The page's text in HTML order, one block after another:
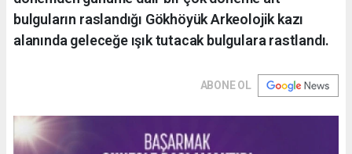
bulguların raslandığı Gökhöyük Arkeolojik kazı
alanında geleceğe ışık tutacak bulgulara rastlandı.
ABONE OL